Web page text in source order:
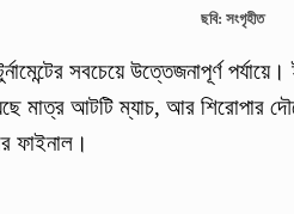
ছবি: সংগৃহীত
সবচেয়ে উত্তেজনাপূর্ণ
মাত্র আটটি ম্যাচ, আর শিরোপার
ফাইনাল।